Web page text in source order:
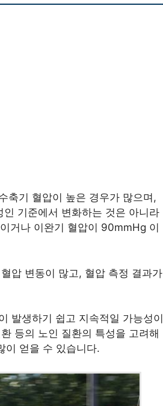
축기 혈압이 높은 경우가 많으며,
기준에서 변화하는 것은 아니라
거나 이완기 혈압이 90mmHg 이
압 변동이 많고, 혈압 측정 결과가
발생하기 쉽고 지속적일 가능성이
등의 노인 질환의 특성을 고려해
이 얻을 수 있습니다.